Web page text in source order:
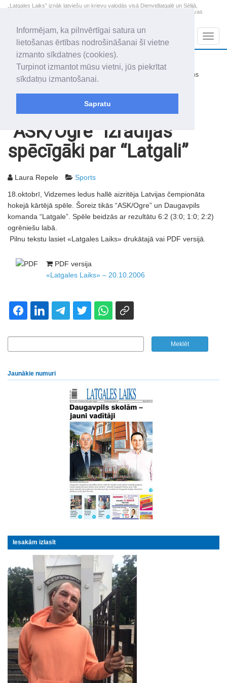
Informējam, ka pilnvērtīgai satura un
lietošanas ērtības nodrošināšanai šī vietne
izmanto sīkdatnes (cookies).
Turpinot izmantot mūsu vietni, jūs piekrītat
sīkdatņu izmantošanai.
Sapratu
„Latgales Laiks” iznāk latviešu un krievu valodās visā Dienvidlatgalē un Sēlijā,
„Latgales Laiks” latviešu valodā aptver Daugavpils valstspilsētu, Augšdaugavas
2026. gada 8. augusts
Sestdiena
Mudīte, Vladislava, Vladislavs
+15.2
nedaudz mākoņains
“ASK/Ogre” izrādījās
spēcīgāki par “Latgali”
Laura Repele Sports
18.oktobrī, Vidzemes ledus hallē aizritēja Latvijas čempionāta
hokejā kārtējā spēle. Šoreiz tikās “ASK/Ogre” un Daugavpils
komanda “Latgale”. Spēle beidzās ar rezultātu 6:2 (3:0; 1:0; 2:2)
ogrēniešu labā.
Pilnu tekstu lasiet «Latgales Laiks» drukātajā vai PDF versijā.
PDF versija
«Latgales Laiks» – 20.10.2006
Jaunākie numuri
Iesakām izlasīt